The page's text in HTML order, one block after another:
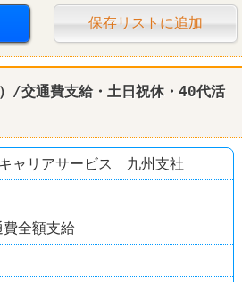
保存リストに追加
/交通費支給・土日祝休・40代活
ャリアサービス 九州支社
全額支給